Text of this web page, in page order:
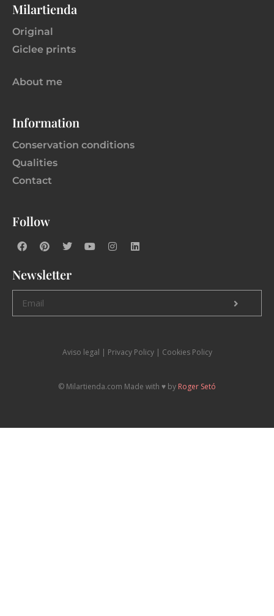
Milartienda
Original
Giclee prints
About me
Information
Conservation conditions
Qualities
Contact
Follow
Newsletter
Aviso legal | Privacy Policy | Cookies Policy
© Milartienda.com Made with ♥️ by Roger Setó